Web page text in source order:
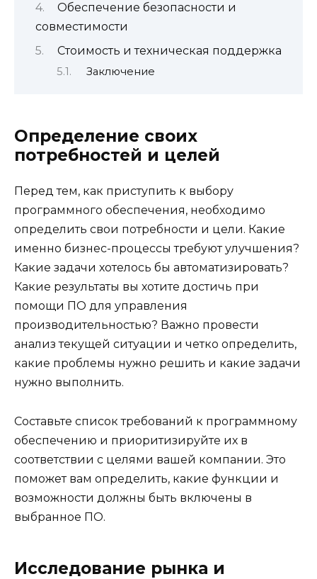
Обеспечение безопасности и
совместимости
Стоимость и техническая поддержка
Заключение
Определение своих
потребностей и целей
Перед тем, как приступить к выбору
программного обеспечения, необходимо
определить свои потребности и цели. Какие
именно бизнес-процессы требуют улучшения?
Какие задачи хотелось бы автоматизировать?
Какие результаты вы хотите достичь при
помощи ПО для управления
производительностью? Важно провести
анализ текущей ситуации и четко определить,
какие проблемы нужно решить и какие задачи
нужно выполнить.
Составьте список требований к программному
обеспечению и приоритизируйте их в
соответствии с целями вашей компании. Это
поможет вам определить, какие функции и
возможности должны быть включены в
выбранное ПО.
Исследование рынка и